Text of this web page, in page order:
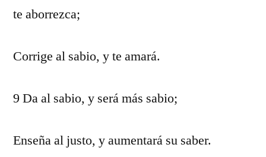
te aborrezca;
Corrige al sabio, y te amará.
9 Da al sabio, y será más sabio;
Enseña al justo, y aumentará su saber.